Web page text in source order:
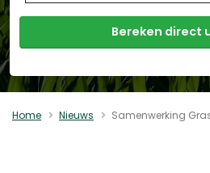
Home Nieuws Samenwerking